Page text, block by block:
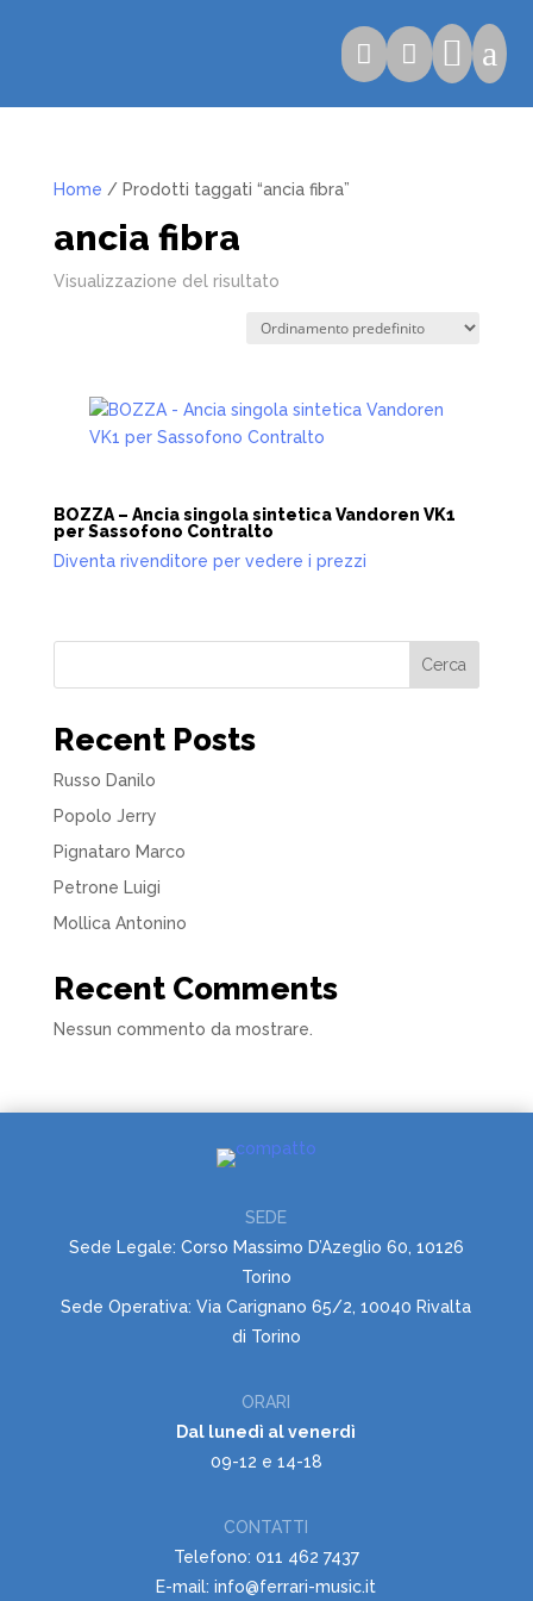
   a
Home / Prodotti taggati “ancia fibra”
ancia fibra
Visualizzazione del risultato
BOZZA – Ancia singola sintetica Vandoren VK1
per Sassofono Contralto
Diventa rivenditore per vedere i prezzi
Cerca
Recent Posts
Russo Danilo
Popolo Jerry
Pignataro Marco
Petrone Luigi
Mollica Antonino
Recent Comments
Nessun commento da mostrare.
SEDE
Sede Legale: Corso Massimo D’Azeglio 60, 10126
Torino
Sede Operativa: Via Carignano 65/2, 10040 Rivalta
di Torino
ORARI
Dal lunedì al venerdì
09-12 e 14-18
CONTATTI
Telefono: 011 462 7437
E-mail: info@ferrari-music.it